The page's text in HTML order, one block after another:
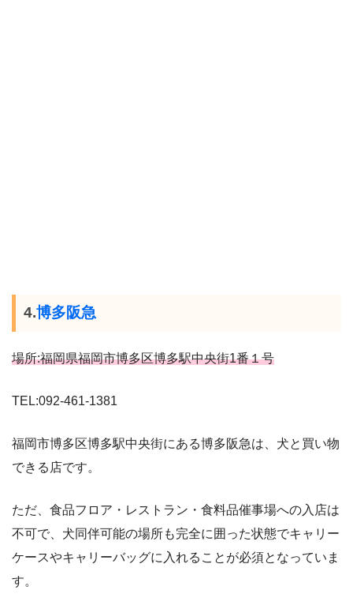
4.博多阪急
場所:福岡県福岡市博多区博多駅中央街1番１号
TEL:092-461-1381
福岡市博多区博多駅中央街にある博多阪急は、犬と買い物
できる店です。
ただ、食品フロア・レストラン・食料品催事場への入店は
不可で、犬同伴可能の場所も完全に囲った状態でキャリー
ケースやキャリーバッグに入れることが必須となっていま
す。